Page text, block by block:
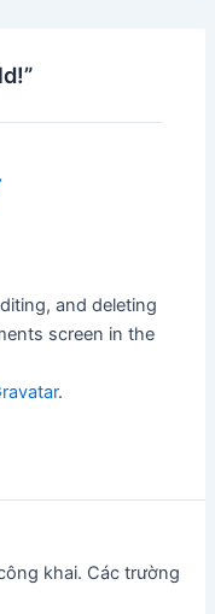
and deleting
screen in the
.
khai. Các trường